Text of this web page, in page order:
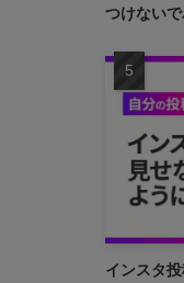
つけない
インスタ